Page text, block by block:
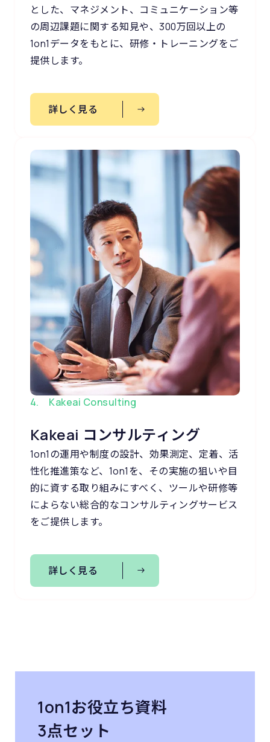
とした、マネジメント、コミュニケーション等
の周辺課題に関する知見や、300万回以上の
1on1データをもとに、研修・トレーニングをご
提供します。
詳しく見る
4. Kakeai Consulting
Kakeai コンサルティング
1on1の運用や制度の設計、効果測定、定着、活
性化推進策など、1on1を、その実施の狙いや目
的に資する取り組みにすべく、ツールや研修等
によらない総合的なコンサルティングサービス
をご提供します。
詳しく見る
1on1お役立ち資料
3点セット